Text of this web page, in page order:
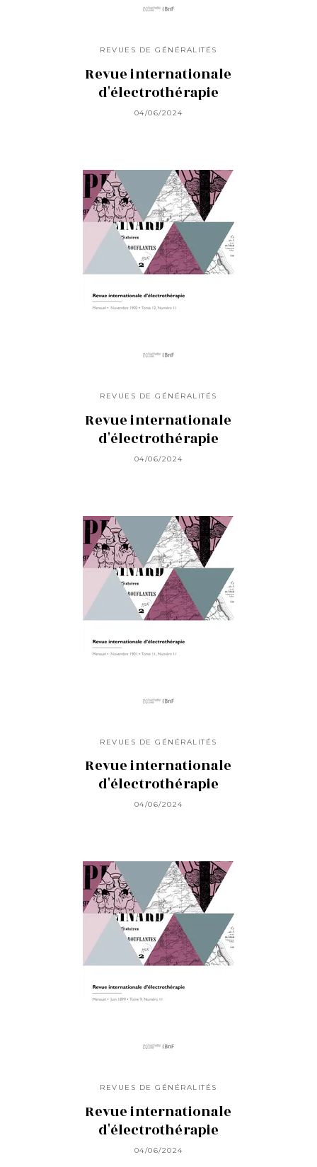
REVUES DE GÉNÉRALITÉS
Revue internationale
d'électrothérapie
04/06/2024
REVUES DE GÉNÉRALITÉS
Revue internationale
d'électrothérapie
04/06/2024
REVUES DE GÉNÉRALITÉS
Revue internationale
d'électrothérapie
04/06/2024
REVUES DE GÉNÉRALITÉS
Revue internationale
d'électrothérapie
04/06/2024